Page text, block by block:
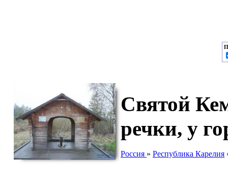
Святой
речки, у
Россия » Республика Карелия